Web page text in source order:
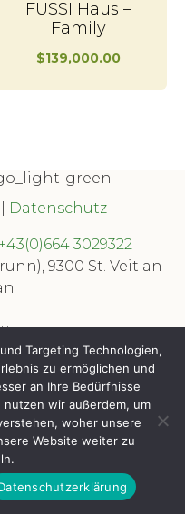
FUSSI Haus –
Family
$139,000.00
Datenschutz
+43(0)664 3029322
9300 St. Veit an
EWMTargeting Technologien,
zu ermöglichen und
an Ihre Bedürfnisse
nutzen wir außerdem, um
woher unsere
Website weiter zu